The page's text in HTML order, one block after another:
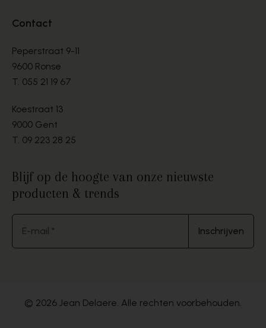
Contact
Peperstraat 9-11
9600 Ronse
T. 055 21 19 67
Koestraat 13
9000 Gent
T. 09 223 28 25
Blijf op de hoogte van onze nieuwste
producten & trends
E-mail * Inschrijven
© 2026 Jean Delaere. Alle rechten voorbehouden.